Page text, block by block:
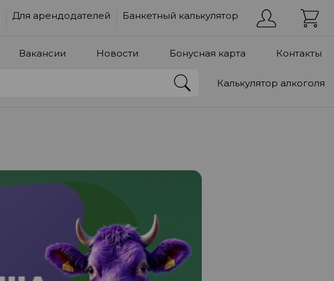
Для арендодателей Банкетный калькулятор
Вакансии Новости Бонусная карта Контакты
Калькулятор алкоголя